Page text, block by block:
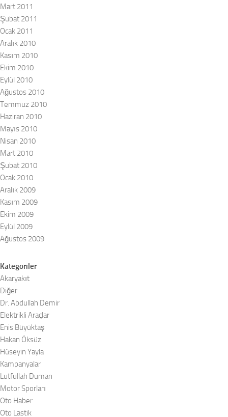
Mart 2011
Şubat 2011
Ocak 2011
Aralık 2010
Kasım 2010
Ekim 2010
Eylül 2010
Ağustos 2010
Temmuz 2010
Haziran 2010
Mayıs 2010
Nisan 2010
Mart 2010
Şubat 2010
Ocak 2010
Aralık 2009
Kasım 2009
Ekim 2009
Eylül 2009
Ağustos 2009
Kategoriler
Akaryakıt
Diğer
Dr. Abdullah Demir
Elektrikli Araçlar
Enis Büyüktaş
Hakan Öksüz
Hüseyin Yayla
Kampanyalar
Lutfullah Duman
Motor Sporları
Oto Haber
Oto Lastik